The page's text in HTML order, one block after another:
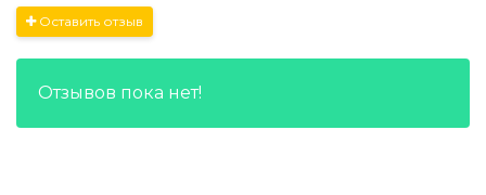
Оставить отзыв
Отзывов пока нет!